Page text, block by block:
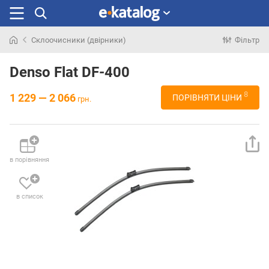
раніше
Склоочисники (двірники) Фільтр
Denso Flat DF-400
1 229 — 2 066 грн. ПОРІВНЯТИ ЦІНИ 8
в порівняння
в список